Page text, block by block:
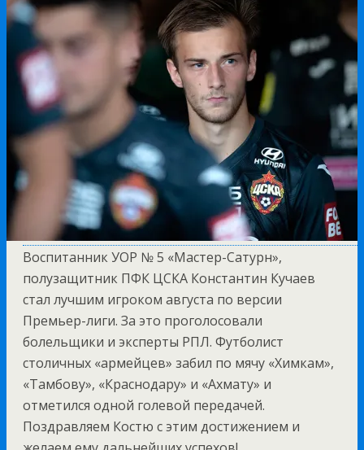
Воспитанник УОР № 5 «Мастер-Сатурн»,
полузащитник ПФК ЦСКА Константин Кучаев
стал лучшим игроком августа по версии
Премьер-лиги. За это проголосовали
болельщики и эксперты РПЛ. Футболист
столичных «армейцев» забил по мячу «Химкам»,
«Тамбову», «Краснодару» и «Ахмату» и
отметился одной голевой передачей.
Поздравляем Костю с этим достижением и